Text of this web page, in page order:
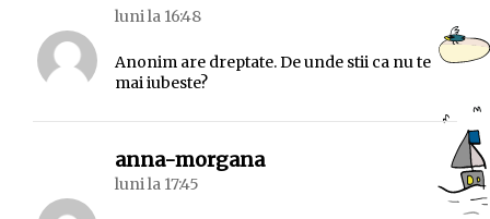
luni la 16:48
Anonim are dreptate. De unde stii ca nu te
mai iubeste?
anna-morganaspune:
luni la 17:45